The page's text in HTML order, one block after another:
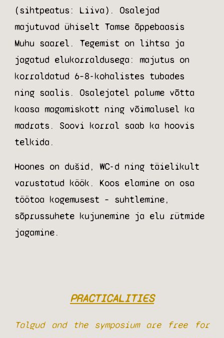
(sihtpeatus: Liiva). Osalejad
majutuvad ühiselt Tamse õppebaasis
Muhu saarel. Tegemist on lihtsa ja
jagatud elukorraldusega: majutus on
korraldatud 6–8-kohalistes tubades
ning saalis. Osalejatel palume võtta
kaasa magamiskott ning võimalusel ka
madrats. Soovi korral saab ka hoovis
telkida.
Hoones on dušid, WC-d ning täielikult
varustatud köök. Koos elamine on osa
töötoa kogemusest – suhtlemine,
sõprussuhete kujunemine ja elu rütmide
jagamine.
PRACTICALITIES
Talgud and the symposium are free for